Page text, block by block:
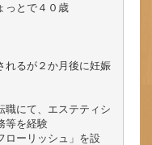
っとで４０歳
れるが２か月後に妊娠
職にて、エステティシ
等を経験
ローリッシュ」を設